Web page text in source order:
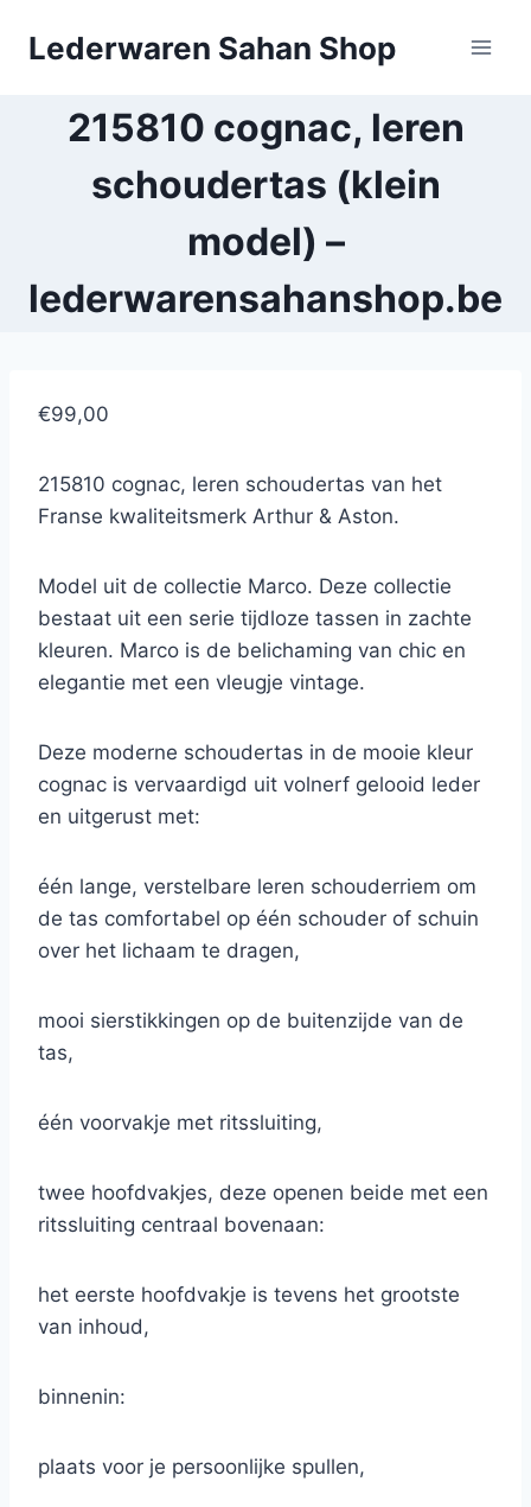
Lederwaren Sahan Shop
215810 cognac, leren
schoudertas (klein
model) –
lederwarensahanshop.be
€99,00
215810 cognac, leren schoudertas van het
Franse kwaliteitsmerk Arthur & Aston.
Model uit de collectie Marco. Deze collectie
bestaat uit een serie tijdloze tassen in zachte
kleuren. Marco is de belichaming van chic en
elegantie met een vleugje vintage.
Deze moderne schoudertas in de mooie kleur
cognac is vervaardigd uit volnerf gelooid leder
en uitgerust met:
één lange, verstelbare leren schouderriem om
de tas comfortabel op één schouder of schuin
over het lichaam te dragen,
mooi sierstikkingen op de buitenzijde van de
tas,
één voorvakje met ritssluiting,
twee hoofdvakjes, deze openen beide met een
ritssluiting centraal bovenaan:
het eerste hoofdvakje is tevens het grootste
van inhoud,
binnenin:
plaats voor je persoonlijke spullen,